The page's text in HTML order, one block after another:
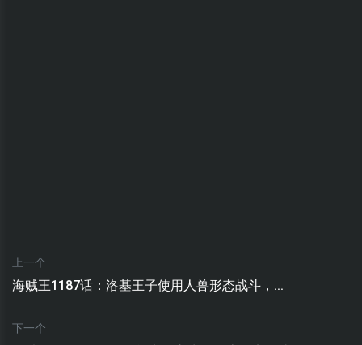
上一个
海贼王1187话：洛基王子使用人兽形态战斗，...
下一个